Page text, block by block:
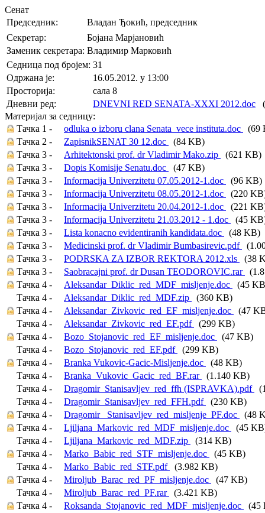
Сенат
Председник:
Владан Ђокић, председник
Секретар:
Бојана Марјановић
Заменик секретара: Владимир Марковић
Седница под бројем: 31
Oдржана je:
16.05.2012. у 13:00
Просторија:
сала 8
Дневни ред:
DNEVNI RED SENATA-XXXI 2012.doc
Материјал за седницу:
Тачка 1 -
odluka o izboru clana Senata_vece instituta.doc
(69
Тачка 2 -
ZapisnikSENAT 30 12.doc
(84 KB)
Тачка 3 -
Arhitektonski prof. dr Vladimir Mako.zip
(621 KB)
Тачка 3 -
Dopis Komisije Senatu.doc
(47 KB)
Тачка 3 -
Informacija Univerzitetu 07.05.2012-1.doc
(96 KB)
Тачка 3 -
Informacija Univerzitetu 08.05.2012-1.doc
(220
Тачка 3 -
Informacija Univerzitetu 20.04.2012-1.doc
(221
Тачка 3 -
Informacija Univerzitetu 21.03.2012 - 1.doc
(45
Тачка 3 -
Lista konacno evidentiranih kandidata.doc
(48 KB)
Тачка 3 -
Medicinski prof. dr Vladimir Bumbasirevic.pdf
Тачка 3 -
PODRSKA ZA IZBOR REKTORA 2012.xls
(38
Тачка 3 -
Saobracajni prof. dr Dusan TEODOROVIC.rar
Тачка 4 -
Aleksandar_Diklic_red_MDF_misljenje.doc
(45
Тачка 4 -
Aleksandar_Diklic_red_MDF.zip
(360 KB)
Тачка 4 -
Aleksandar_Zivkovic_red_EF_misljenje.doc
(47
Тачка 4 -
Aleksandar_Zivkovic_red_EF.pdf
(299 KB)
Тачка 4 -
Bozo_Stojanovic_red_EF_misljenje.doc
(47 KB)
Тачка 4 -
Bozo_Stojanovic_red_EF.pdf
(299 KB)
Тачка 4 -
Branka Vukovic-Gacic-Misljenje.doc
(48 KB)
Тачка 4 -
Branka_Vukovic_Gacic_red_BF.rar
(1.140 KB)
Тачка 4 -
Dragomir_Stanisavljev_red_ffh (ISPRAVKA).pdf
Тачка 4 -
Dragomir_Stanisavljev_red_FFH.pdf
(230 KB)
Тачка 4 -
Dragomir_ Stanisavljev_red_misljenje_PF.doc
(48
Тачка 4 -
Ljiljana_Markovic_red_MDF_misljenje.doc
(45
Тачка 4 -
Ljiljana_Markovic_red_MDF.zip
(314 KB)
Тачка 4 -
Marko_Babic_red_STF_misljenje.doc
(45 KB)
Тачка 4 -
Marko_Babic_red_STF.pdf
(3.982 KB)
Тачка 4 -
Miroljub_Barac_red_PF_misljenje.doc
(47 KB)
Тачка 4 -
Miroljub_Barac_red_PF.rar
(3.421 KB)
Тачка 4 -
Roksanda_Stojanovic_red_MDF_misljenje.doc
(45